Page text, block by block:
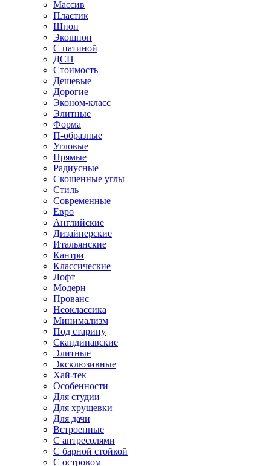
Массив
Пластик
Шпон
Экошпон
С патиной
ДСП
Стоимость
Дешевые
Дорогие
Эконом-класс
Элитные
Форма
П-образные
Угловые
Прямые
Радиусные
Скошенные углы
Стиль
Современные
Евро
Английские
Дизайнерские
Итальянские
Кантри
Классические
Лофт
Модерн
Прованс
Неоклассика
Минимализм
Под старину
Скандинавские
Элитные
Эксклюзивные
Хай-тек
Особенности
Для студии
Для хрущевки
Для дачи
Встроенные
С антресолями
С барной стойкой
С островом